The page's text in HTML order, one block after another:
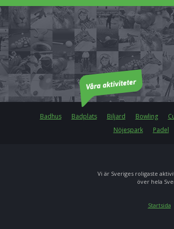
Badhus Badplats Biljard Bowling
Nöjespark
Padel
Vi är Sveriges roligaste
över hela
Startsida